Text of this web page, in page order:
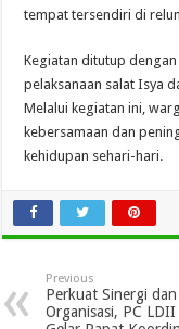
tempat tersendiri di
Kegiatan ditutup
pelaksanaan salat Isya
Melalui kegiatan ini,
kebersamaan dan
kehidupan sehari-hari.
Previous
Perkuat Sinergi dan
Organisasi, PC